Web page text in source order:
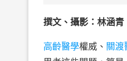
撰文、攝影：林涵青
高齡醫學權威、 關渡